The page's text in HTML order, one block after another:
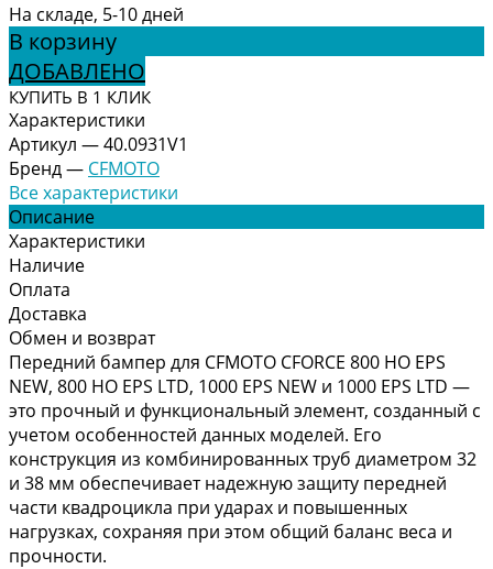
На складе, 5-10 дней
В корзину
ДОБАВЛЕНО
КУПИТЬ В 1 КЛИК
Характеристики
Артикул —40.0931V1
Бренд— CFMOTO
Все характеристики
Описание
Характеристики
Наличие
Оплата
Доставка
Обмен и возврат
Передний бампер для CFMOTO CFORCE 800 HO EPS
NEW, 800 HO EPS LTD, 1000 EPS NEW и 1000 EPS LTD —
это прочный и функциональный элемент, созданный с
учетом особенностей данных моделей. Его
конструкция из комбинированных труб диаметром 32
и 38 мм обеспечивает надежную защиту передней
части квадроцикла при ударах и повышенных
нагрузках, сохраняя при этом общий баланс веса и
прочности.